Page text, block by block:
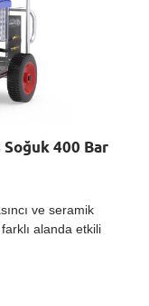
Soğuk 400 Bar
ve seramik
alanda etkili